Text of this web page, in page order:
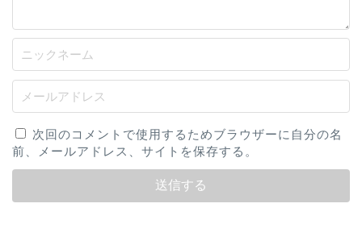
次回のコメントで使用するためブラウザーに自分の名
前、メールアドレス、サイトを保存する。